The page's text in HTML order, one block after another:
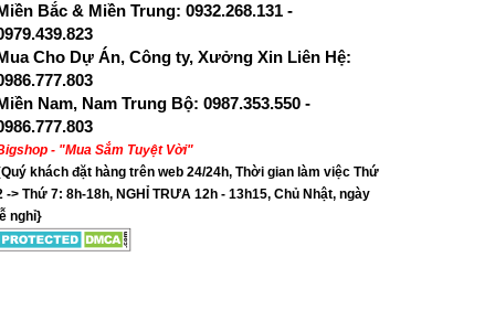
Bắc & Miền Trung: 0932.268.131 -
Cho Dự Án, Công ty, Xưởng Xin Liên Hệ:
Nam, Nam Trung Bộ: 0987.353.550 -
- "Mua Sắm Tuyệt Vời"
khách đặt hàng trên web 24/24h, Thời gian làm việc Thứ
-> Thứ 7: 8h-18h, NGHỈ TRƯA 12h - 13h15, Chủ Nhật, ngày
nghỉ}